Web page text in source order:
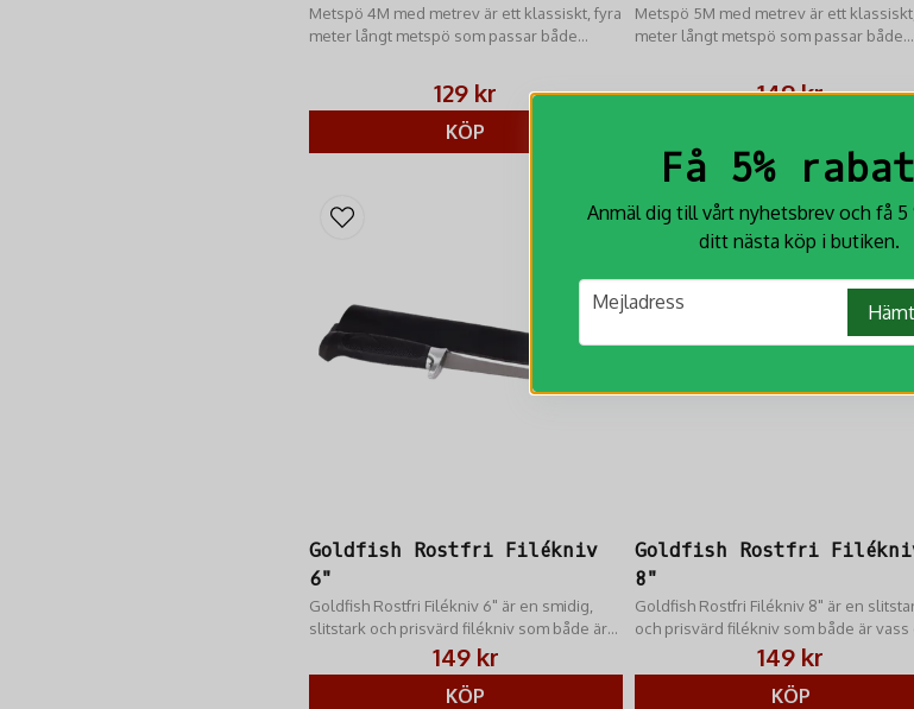
Metspö 4M med metrev är ett klassiskt, fyra
meter långt metspö som passar både
129 kr
KÖP
Metspö 5M med metrev är ett
meter långt metspö som passar både
149 kr
Goldfish Rostfri Filékniv
6"
Goldfish Rostfri Filékniv 6" är en smidig,
slitstark och prisvärd filékniv som både är
vass och greppvänlig.149 kr
KÖP
Goldfish Rostfri
8"
Goldfish Rostfri Filékniv 8" är en
och prisvärd filékniv som både är vass
149 kr
KÖP
Få 5%
Anmäl dig till vårt nyhetsbrev och få 5
ditt nästa köp i butiken.
email
Mejladress